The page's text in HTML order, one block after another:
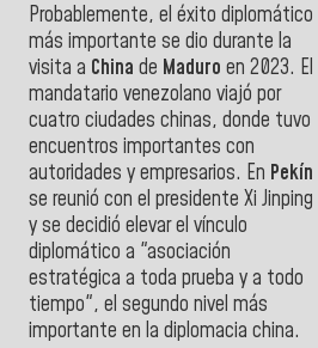
Probablemente, el éxito diplomático
más importante se dio durante la
visita a China de Maduro en 2023. El
mandatario venezolano viajó por
cuatro ciudades chinas, donde tuvo
encuentros importantes con
autoridades y empresarios. En Pekín
se reunió con el presidente Xi Jinping
y se decidió elevar el vínculo
diplomático a "asociación
estratégica a toda prueba y a todo
tiempo", el segundo nivel más
importante en la diplomacia china.